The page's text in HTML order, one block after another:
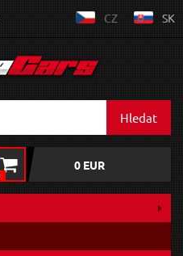
CZ SK
Hledat
0 EUR